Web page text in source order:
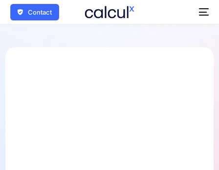
Contact